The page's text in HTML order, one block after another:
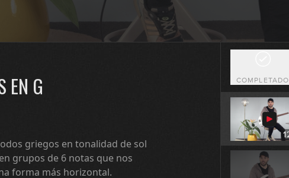
EN G
griegos en tonalidad de sol
grupos de 6 notas que nos
forma más horizontal.
COMPLETADO